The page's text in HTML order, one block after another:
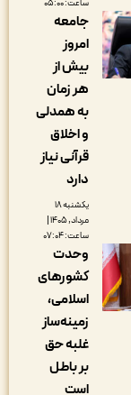
جامعه
امروز
بیش از
هر زمان
به همدلی
قرآنی نیاز
مرداد, ۱۴۰۵ |
وحدت
کشورهای
اسلامی،
زمینه‌ساز
غلبه حق